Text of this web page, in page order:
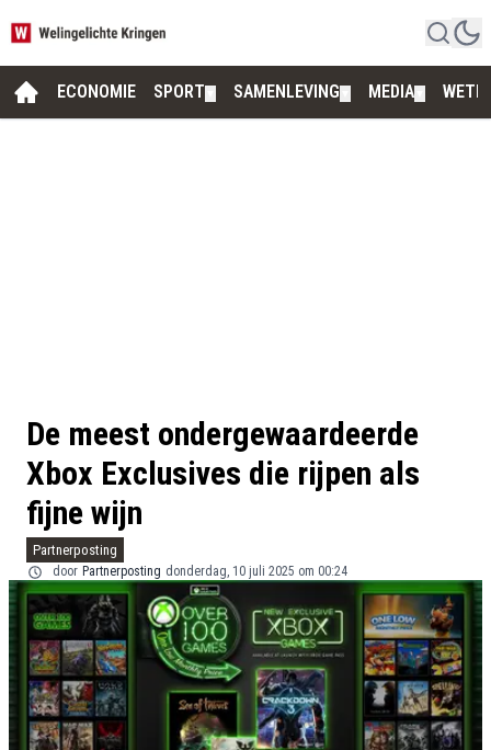
ECONOMIE SPORT SAMENLEVING MEDIA
De meest ondergewaardeerde
Xbox Exclusives die rijpen als
fijne wijn
Partnerposting
door Partnerposting donderdag, 10 juli 2025 om 00:24